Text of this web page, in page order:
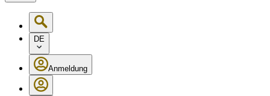
DE
Anmeldung